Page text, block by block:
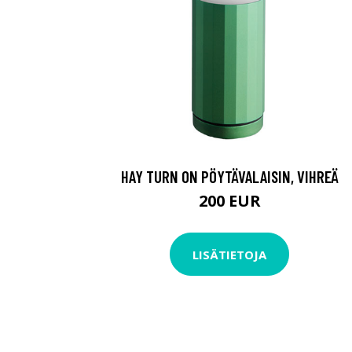
HAY TURN ON PÖYTÄVALAISIN, VIHREÄ
200 EUR
LISÄTIETOJA